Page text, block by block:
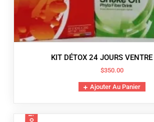
KIT DÉTOX 24 JOURS
$350.00
Ajouter Au Panier